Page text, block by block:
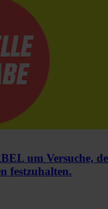
um Versuche,
festzuhalten.